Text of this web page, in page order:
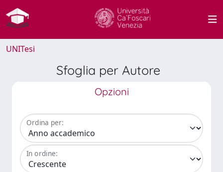
UNITesi
Sfoglia per Autore
Opzioni
Ordina per:
In ordine: